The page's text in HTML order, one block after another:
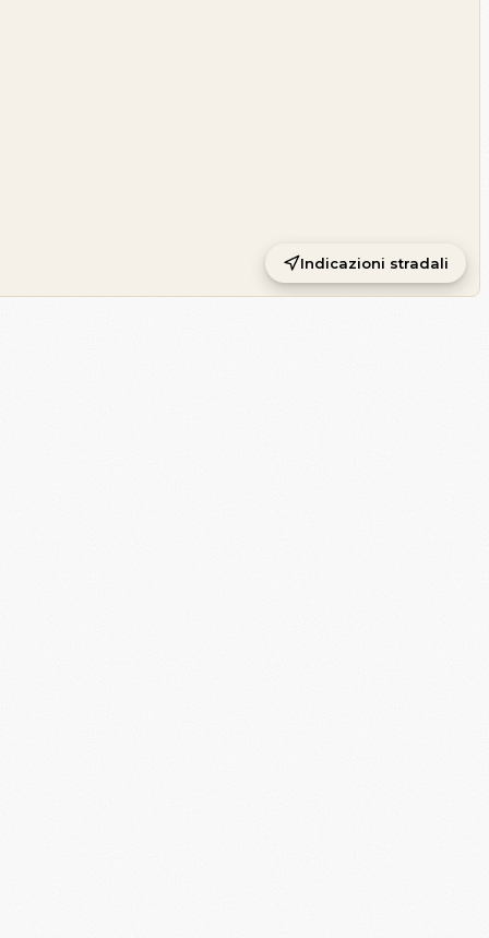
Indicazioni stradali